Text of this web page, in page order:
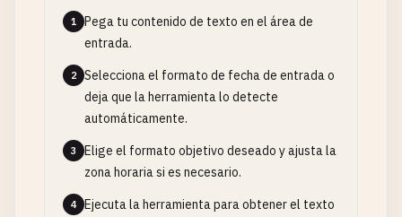
1
Pega tu contenido de texto en el área de
entrada.
2
Selecciona el formato de fecha de entrada o
deja que la herramienta lo detecte
automáticamente.
3
Elige el formato objetivo deseado y ajusta la
zona horaria si es necesario.
4
Ejecuta la herramienta para obtener el texto